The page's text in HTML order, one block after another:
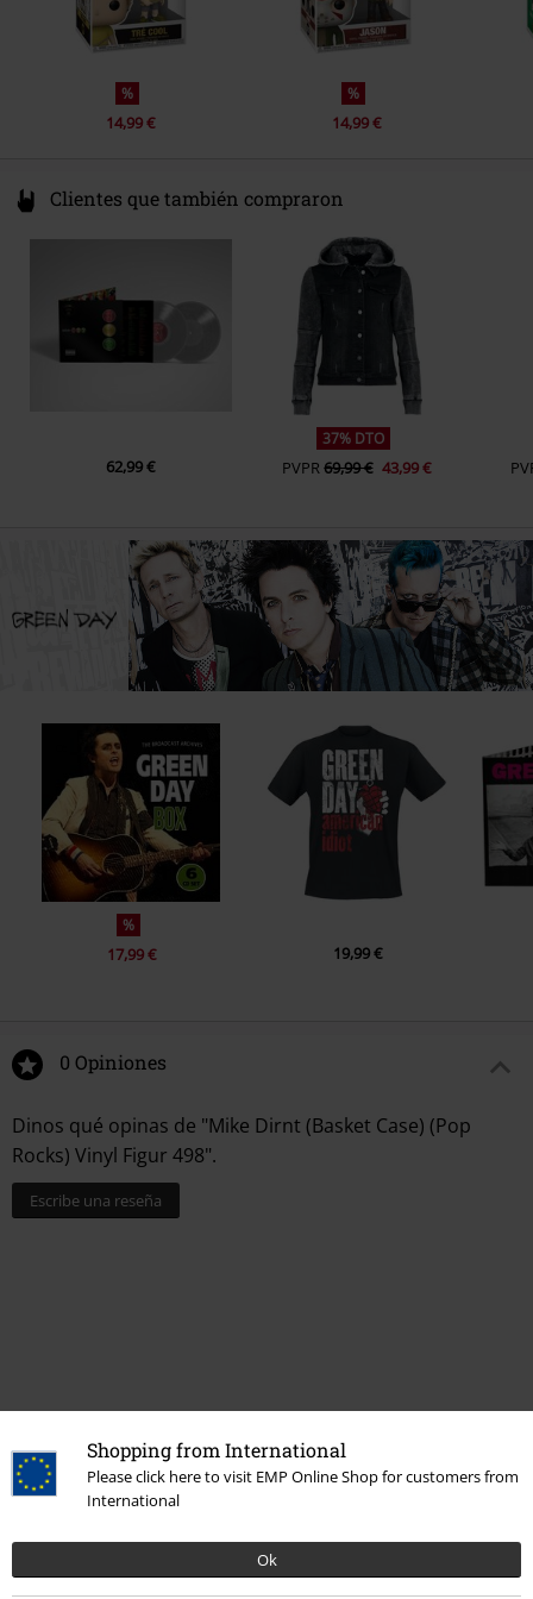
Shopping from International
Please click here to visit EMP Online Shop for customers from
International
Ok
%
14,99 €
%
14,99 €
Clientes que también compraron
62,99 €
37% DTO
PVPR69,99 € 43,99 €
%
17,99 € 19,99 €
0 Opiniones
Dinos qué opinas de "Mike Dirnt (Basket Case) (Pop
Rocks) Vinyl Figur 498".
Escribe una reseña
Más categorías. Más opciones
Nuevo Band Merch Hogar